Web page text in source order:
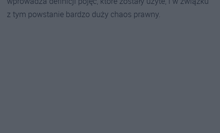
z tym powstanie bardzo duży chaos prawny.